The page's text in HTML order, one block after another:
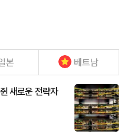
본 베트남
새로운 전략자